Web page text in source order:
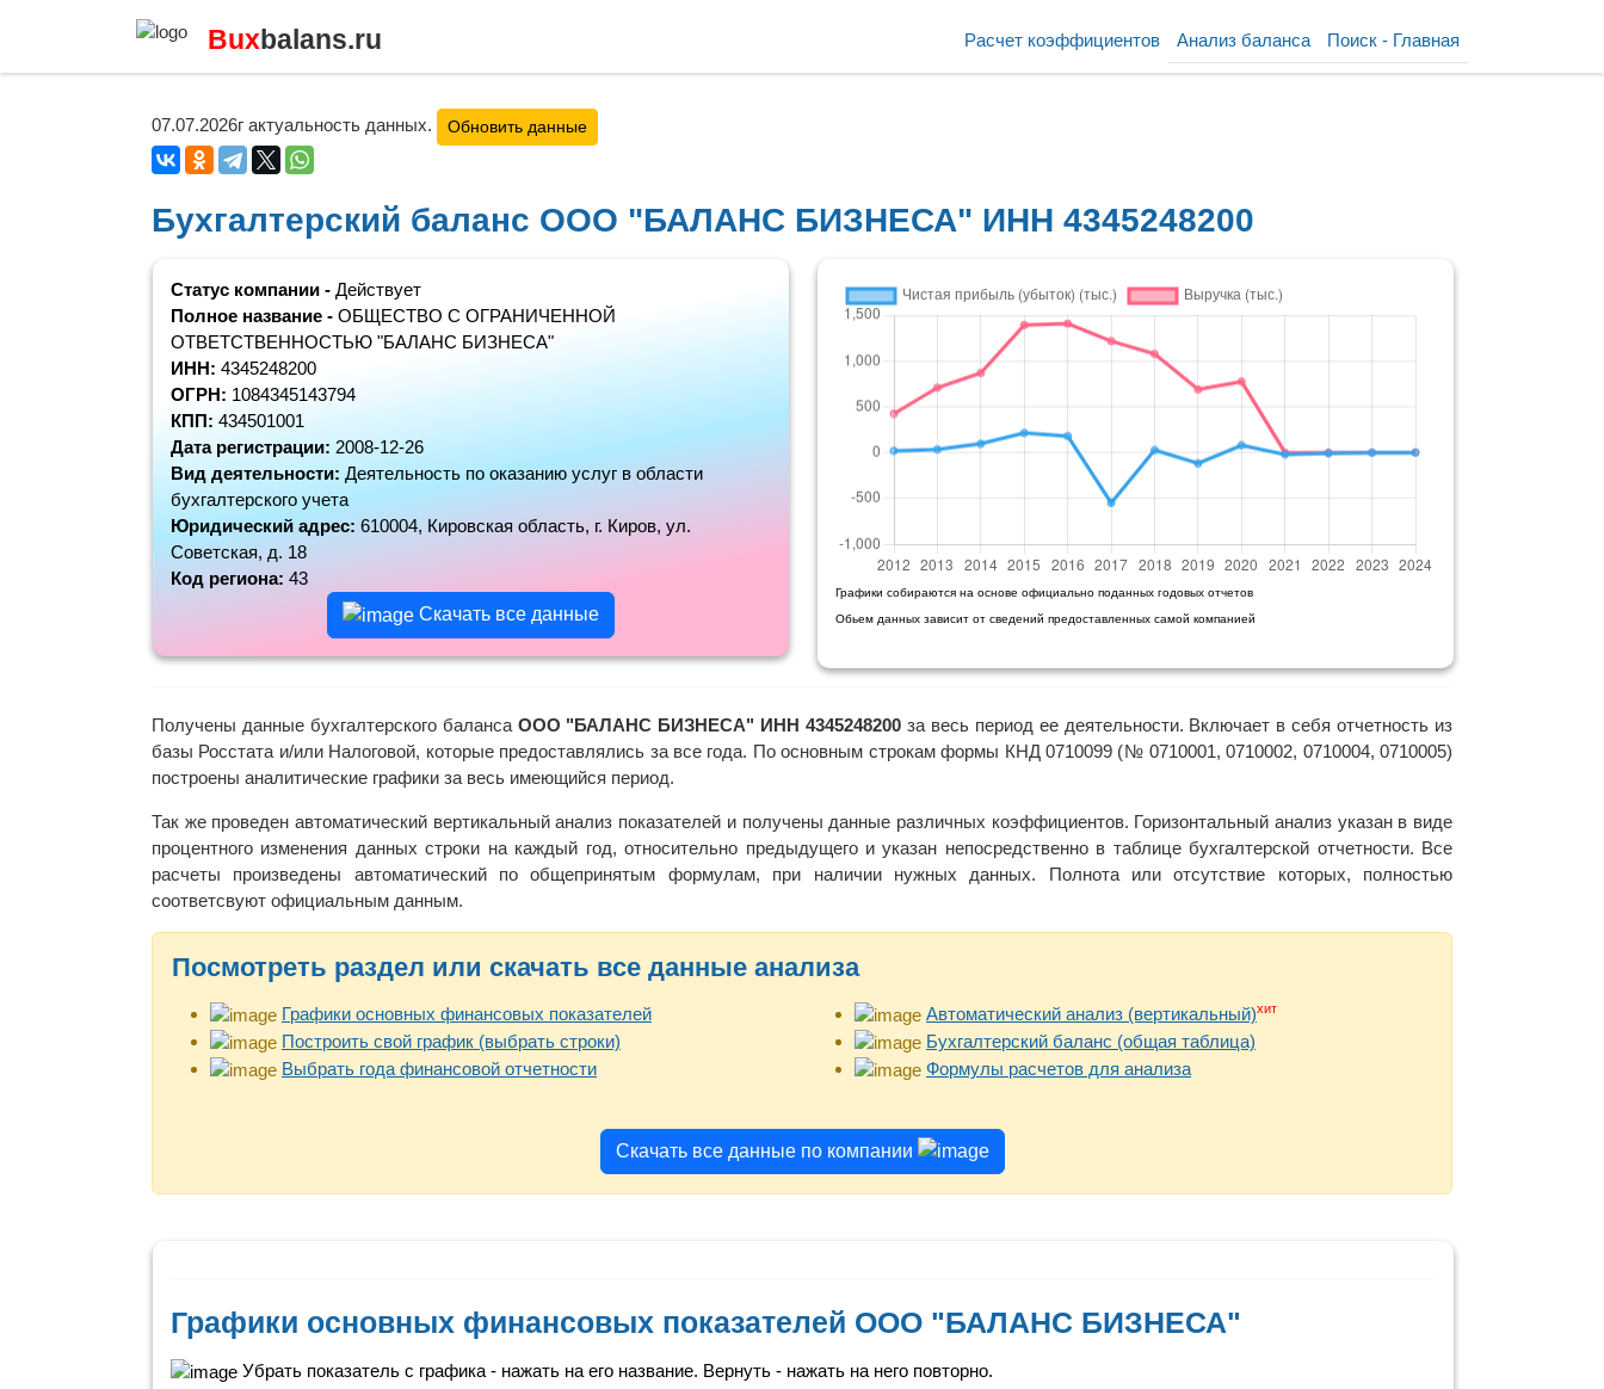
Buxbalans.ru Поиск - Главная
Анализ баланса
Расчет коэффициентов
07.07.2026г актуальность данных. Обновить данные
Бухгалтерский баланс ООО "БАЛАНС БИЗНЕСА" ИНН 4345248200
Статус компании - Действует
Полное название - ОБЩЕСТВО С ОГРАНИЧЕННОЙ
ОТВЕТСТВЕННОСТЬЮ "БАЛАНС БИЗНЕСА"
ИНН: 4345248200
ОГРН: 1084345143794
КПП: 434501001
Дата регистрации: 2008-12-26
Вид деятельности: Деятельность по оказанию услуг в области
бухгалтерского учета
Юридический адрес: 610004, Кировская область, г. Киров, ул.
Советская, д. 18
Код региона: 43
Скачать все данные
Графики собираются на основе официально поданных годовых отчетов
Обьем данных зависит от сведений предоставленных самой компанией
Получены данные бухгалтерского баланса ООО "БАЛАНС БИЗНЕСА" ИНН 4345248200 за весь период ее деятельности. Включает в себя отчетность из
базы Росстата и/или Налоговой, которые предоставлялись за все года. По основным строкам формы КНД 0710099 (№ 0710001, 0710002, 0710004, 0710005)
построены аналитические графики за весь имеющийся период.
Так же проведен автоматический вертикальный анализ показателей и получены данные различных коэффициентов. Горизонтальный анализ указан в виде
процентного изменения данных строки на каждый год, относительно предыдущего и указан непосредственно в таблице бухгалтерской отчетности. Все
расчеты произведены автоматический по общепринятым формулам, при наличии нужных данных. Полнота или отсутствие которых, полностью
соответсвуют официальным данным.
Посмотреть раздел или скачать все данные анализа
Графики основных финансовых показателей
Построить свой график (выбрать строки)
Выбрать года финансовой отчетности
Автоматический анализ (вертикальный)хит
Бухгалтерский баланс (общая таблица)
Формулы расчетов для анализа
Скачать все данные по компании
Графики основных финансовых показателей ООО "БАЛАНС БИЗНЕСА"
Убрать показатель с графика - нажать на его название. Вернуть - нажать на него повторно.